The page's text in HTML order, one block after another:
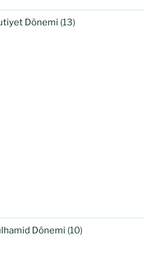
Dönemi (13)
Dönemi (10)